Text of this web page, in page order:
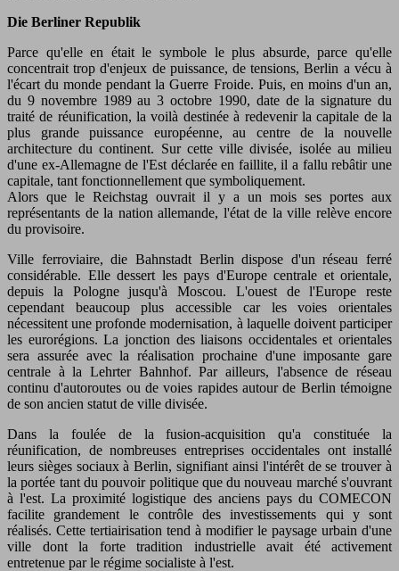
Die Berliner Republik
Parce qu'elle en était le symbole le plus absurde, parce qu'elle
concentrait trop d'enjeux de puissance, de tensions, Berlin a vécu à
l'écart du monde pendant la Guerre Froide. Puis, en moins d'un an,
du 9 novembre 1989 au 3 octobre 1990, date de la signature du
traité de réunification, la voilà destinée à redevenir la capitale de la
plus grande puissance européenne, au centre de la nouvelle
architecture du continent. Sur cette ville divisée, isolée au milieu
d'une ex-Allemagne de l'Est déclarée en faillite, il a fallu rebâtir une
capitale, tant fonctionnellement que symboliquement.
Alors que le Reichstag ouvrait il y a un mois ses portes aux
représentants de la nation allemande, l'état de la ville relève encore
du provisoire.
Ville ferroviaire, die Bahnstadt Berlin dispose d'un réseau ferré
considérable. Elle dessert les pays d'Europe centrale et orientale,
depuis la Pologne jusqu'à Moscou. L'ouest de l'Europe reste
cependant beaucoup plus accessible car les voies orientales
nécessitent une profonde modernisation, à laquelle doivent participer
les eurorégions. La jonction des liaisons occidentales et orientales
sera assurée avec la réalisation prochaine d'une imposante gare
centrale à la Lehrter Bahnhof. Par ailleurs, l'absence de réseau
continu d'autoroutes ou de voies rapides autour de Berlin témoigne
de son ancien statut de ville divisée.
Dans la foulée de la fusion-acquisition qu'a constituée la
réunification, de nombreuses entreprises occidentales ont installé
leurs sièges sociaux à Berlin, signifiant ainsi l'intérêt de se trouver à
la portée tant du pouvoir politique que du nouveau marché s'ouvrant
à l'est. La proximité logistique des anciens pays du COMECON
facilite grandement le contrôle des investissements qui y sont
réalisés. Cette tertiairisation tend à modifier le paysage urbain d'une
ville dont la forte tradition industrielle avait été activement
entretenue par le régime socialiste à l'est.